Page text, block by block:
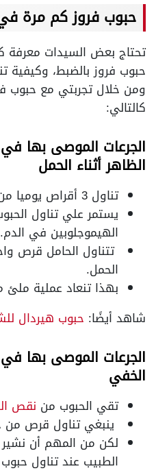
حبوب فروز كم مرة
تحتاج بعض السيدات معرفة
حبوب فروز بالضبط، وكيفية
ومن خلال تجربتي مع حبوب
كالتالي:
الجرعات الموصى بها
الظاهر أثناء الحمل
تناول 3 أقراص يوميا
يستمر علي تناول
الهيموجلوبين في الدم.
تتناول الحامل قرص
الحمل.
بهذا تنعاد عملية ملئ
شاهد أيضًا: حبوب هيردال
الجرعات الموصى بها
الخفي
تقي الحبوب من نقص
ينبغي تناول قرص من
لكن من المهم أن
الطبيب عند تناول